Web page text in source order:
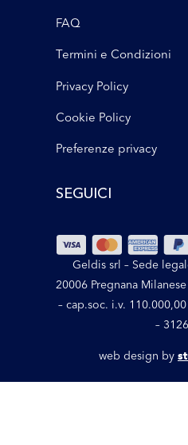
FAQ
Termini e Condizioni
Privacy Policy
Cookie Policy
Preferenze privacy
SEGUICI
Geldis srl – Sede
20006 Pregnana
– cap.soc. i.v.
–
web design by